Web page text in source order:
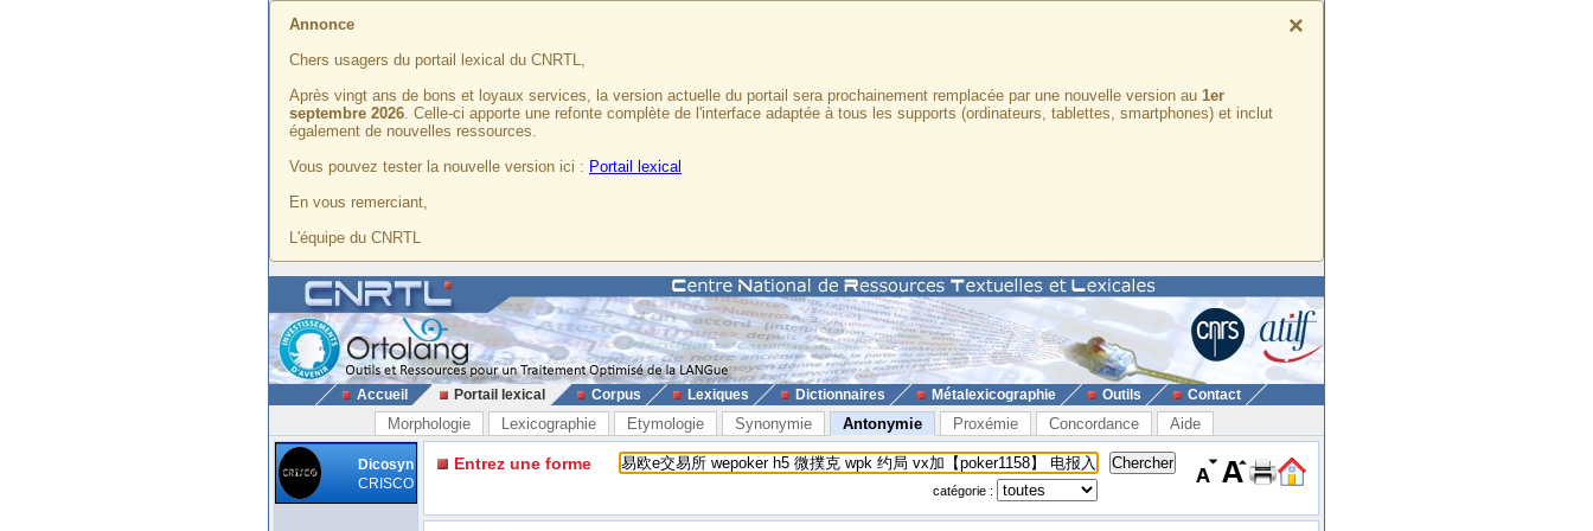
×
Annonce
Chers usagers du portail lexical du CNRTL,
Après vingt ans de bons et loyaux services, la version actuelle du portail sera prochainement remplacée par une nouvelle version au 1er
septembre 2026. Celle-ci apporte une refonte complète de l'interface adaptée à tous les supports (ordinateurs, tablettes, smartphones) et inclut
également de nouvelles ressources.
Vous pouvez tester la nouvelle version ici : Portail lexical
En vous remerciant,
L'équipe du CNRTL
Accueil Portail lexical Corpus Lexiques Dictionnaires Métalexicographie Outils Contact
Morphologie Lexicographie Etymologie Synonymie Antonymie Proxémie Concordance Aide
Dicosyn
CRISCO
Entrez une forme
catégorie :